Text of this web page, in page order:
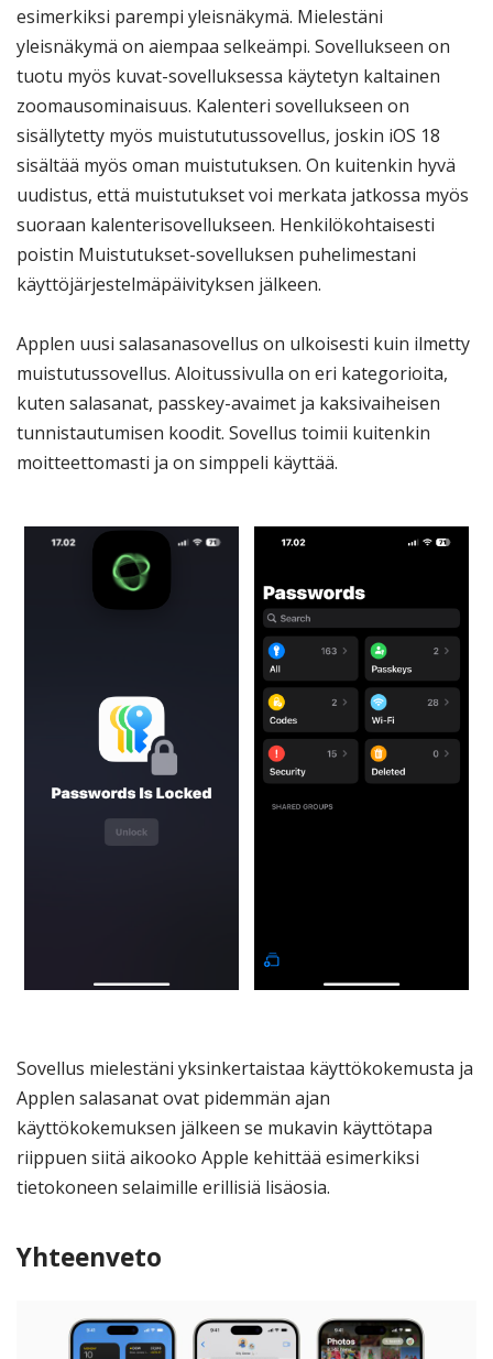
esimerkiksi parempi yleisnäkymä. Mielestäni
yleisnäkymä on aiempaa selkeämpi. Sovellukseen on
tuotu myös kuvat-sovelluksessa käytetyn kaltainen
zoomausominaisuus. Kalenteri sovellukseen on
sisällytetty myös muistututussovellus, joskin iOS 18
sisältää myös oman muistutuksen. On kuitenkin hyvä
uudistus, että muistutukset voi merkata jatkossa myös
suoraan kalenterisovellukseen. Henkilökohtaisesti
poistin Muistutukset-sovelluksen puhelimestani
käyttöjärjestelmäpäivityksen jälkeen.
Applen uusi salasanasovellus on ulkoisesti kuin ilmetty
muistutussovellus. Aloitussivulla on eri kategorioita,
kuten salasanat, passkey-avaimet ja kaksivaiheisen
tunnistautumisen koodit. Sovellus toimii kuitenkin
moitteettomasti ja on simppeli käyttää.
Sovellus mielestäni yksinkertaistaa käyttökokemusta ja
Applen salasanat ovat pidemmän ajan
käyttökokemuksen jälkeen se mukavin käyttötapa
riippuen siitä aikooko Apple kehittää esimerkiksi
tietokoneen selaimille erillisiä lisäosia.
Yhteenveto